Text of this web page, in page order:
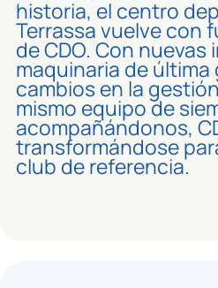
historia, el centro
Terrassa vuelve con
de CDO. Con
maquinaria de última
cambios en la
mismo equipo de
acompañándonos,
transformándose
club de referencia.